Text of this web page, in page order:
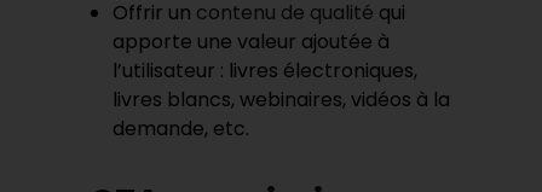
Offrir un contenu de qualité qui
apporte une valeur ajoutée à
l’utilisateur : livres électroniques,
livres blancs, webinaires, vidéos à la
demande, etc.